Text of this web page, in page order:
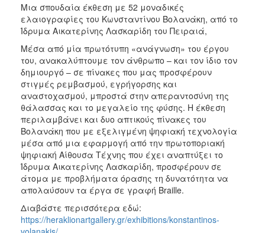
Μια σπουδαία έκθεση με 52 μοναδικές
ελαιογραφίες του Κωνσταντίνου Βολανάκη, από το
Ίδρυμα Αικατερίνης Λασκαρίδη του Πειραιά,
Μέσα από μία πρωτότυπη «ανάγνωση» του έργου
του, ανακαλύπτουμε τον άνθρωπο – και τον ίδιο τον
δημιουργό – σε πίνακες που μας προσφέρουν
στιγμές ρεμβασμού, εγρήγορσης και
αναστοχασμού, μπροστά στην απεραντοσύνη της
θάλασσας και το μεγαλείο της φύσης. H έκθεση
περιλαμβάνει και δυο απτικούς πίνακες του
Βολανάκη που με εξελιγμένη ψηφιακή τεχνολογία
μέσα από μια εφαρμογή από την πρωτοποριακή
ψηφιακή Αίθουσα Τέχνης που έχει αναπτύξει το
Ίδρυμα Αικατερίνης Λασκαρίδη, προσφέρουν σε
άτομα με προβλήματα όρασης τη δυνατότητα να
απολαύσουν τα έργα σε γραφή Braille.
Διαβάστε περισσότερα εδώ:
https://heraklionartgallery.gr/exhibitions/konstantinos-